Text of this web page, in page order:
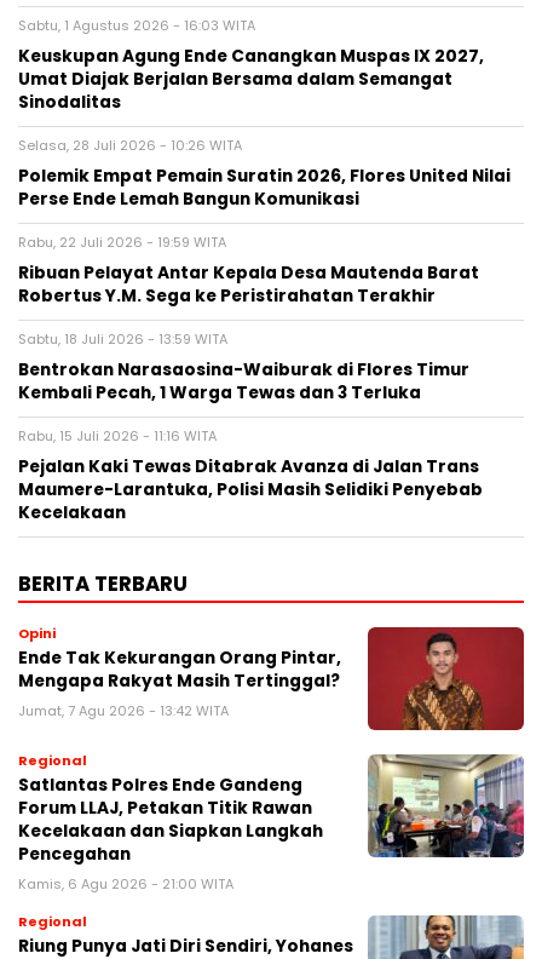
Sabtu, 1 Agustus 2026 - 16:03 WITA
Keuskupan Agung Ende Canangkan Muspas IX 2027,
Umat Diajak Berjalan Bersama dalam Semangat
Sinodalitas
Selasa, 28 Juli 2026 - 10:26 WITA
Polemik Empat Pemain Suratin 2026, Flores United Nilai
Perse Ende Lemah Bangun Komunikasi
Rabu, 22 Juli 2026 - 19:59 WITA
Ribuan Pelayat Antar Kepala Desa Mautenda Barat
Robertus Y.M. Sega ke Peristirahatan Terakhir
Sabtu, 18 Juli 2026 - 13:59 WITA
Bentrokan Narasaosina-Waiburak di Flores Timur
Kembali Pecah, 1 Warga Tewas dan 3 Terluka
Rabu, 15 Juli 2026 - 11:16 WITA
Pejalan Kaki Tewas Ditabrak Avanza di Jalan Trans
Maumere-Larantuka, Polisi Masih Selidiki Penyebab
Kecelakaan
BERITA TERBARU
Opini
Ende Tak Kekurangan Orang Pintar,
Mengapa Rakyat Masih Tertinggal?
Jumat, 7 Agu 2026 - 13:42 WITA
Regional
Satlantas Polres Ende Gandeng
Forum LLAJ, Petakan Titik Rawan
Kecelakaan dan Siapkan Langkah
Pencegahan
Kamis, 6 Agu 2026 - 21:00 WITA
Regional
Riung Punya Jati Diri Sendiri, Yohanes